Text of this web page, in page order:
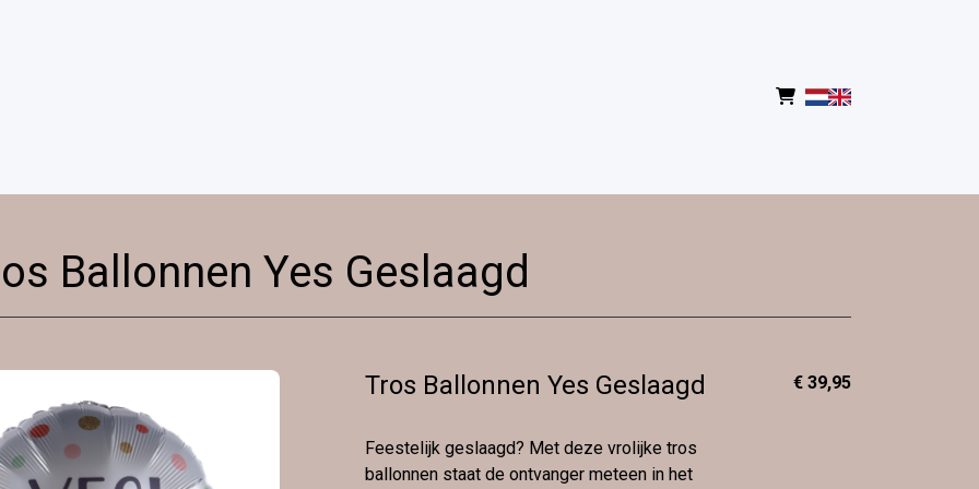
Ballonnen Yes Geslaagd
Tros Ballonnen Yes Geslaagd
Feestelijk geslaagd? Met deze vrolijke tros
ballonnen staat de ontvanger meteen in het
€ 39,95